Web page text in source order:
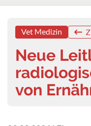
Vet Medizin
Neue
von